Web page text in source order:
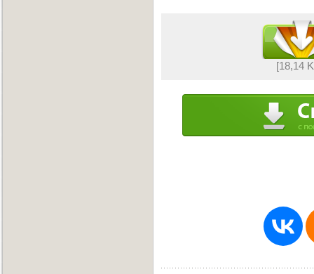
[18,14